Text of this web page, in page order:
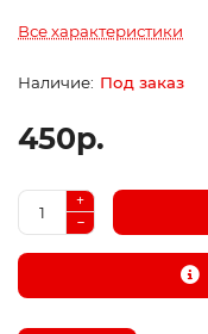
Все характеристики
Под заказ
450р.